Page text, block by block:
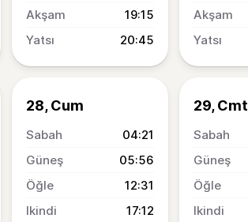
19:15
20:45
28, Cum
04:21
05:56
12:31
17:12
29, Cmt